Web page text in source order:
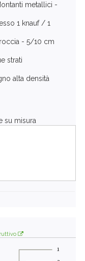
metallici -
1 knauf / 1
- 5/10 cm
strati
alta densità
su misura